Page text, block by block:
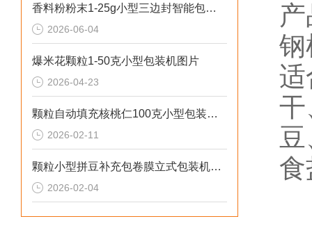
香料粉粉末1-25g小型三边封智能包装机操作简单
2026-06-04
爆米花颗粒1-50克小型包装机图片
2026-04-23
颗粒自动填充核桃仁100克小型包装机厂家
2026-02-11
颗粒小型拼豆补充包卷膜立式包装机厂家
2026-02-04
钢
适
干